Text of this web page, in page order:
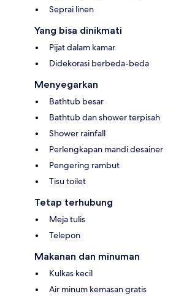
Seprai linen
Yang bisa dinikmati
Pijat dalam kamar
Didekorasi berbeda-beda
Menyegarkan
Bathtub besar
Bathtub dan shower terpisah
Shower rainfall
Perlengkapan mandi desainer
Pengering rambut
Tisu toilet
Tetap terhubung
Meja tulis
Telepon
Makanan dan minuman
Kulkas kecil
Air minum kemasan gratis